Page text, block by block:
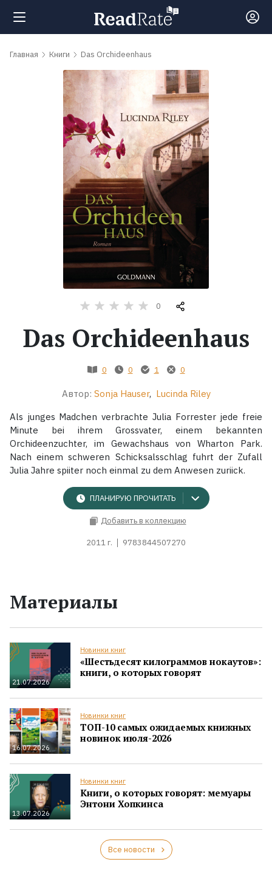
Поиск
Рейтинги
обсуждаемые
Серии
Экранизации
Главная Книги Das Orchideenhaus
0
Das Orchideenhaus
0 0 1 0
Автор: Sonja Hauser, Lucinda Riley
Als junges Madchen verbrachte Julia Forrester jede freie
Minute bei ihrem Grossvater, einem bekannten
Orchideenzuchter, im Gewachshaus von Wharton Park.
Nach einem schweren Schicksalsschlag fuhrt der Zufall
Julia Jahre spiiter noch einmal zu dem Anwesen zuriick.
ПЛАНИРУЮ ПРОЧИТАТЬ
Добавить в коллекцию
2011 г. 9783844507270
Материалы
21.07.2026
Новинки книг
«Шестьдесят килограммов нокаутов»:
книги, о которых говорят
16.07.2026
Новинки книг
ТОП-10 самых ожидаемых книжных
новинок июля-2026
13.07.2026
Новинки книг
Книги, о которых говорят: мемуары
Энтони Хопкинса
Все новости